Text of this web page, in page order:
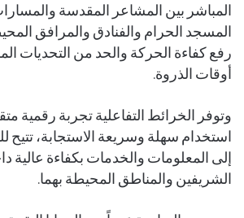
المباشر بين المشاعر المقدسة
المسجد الحرام والفنادق والمرافق
رفع كفاءة الحركة والحد من التحديات
أوقات الذروة.
وتوفر الخرائط التفاعلية تجربة رقمية
استخدام سهلة وسريعة الاستجابة، تتيح
إلى المعلومات والخدمات بكفاءة عالية
الشريفين والمناطق المحيطة بهما.